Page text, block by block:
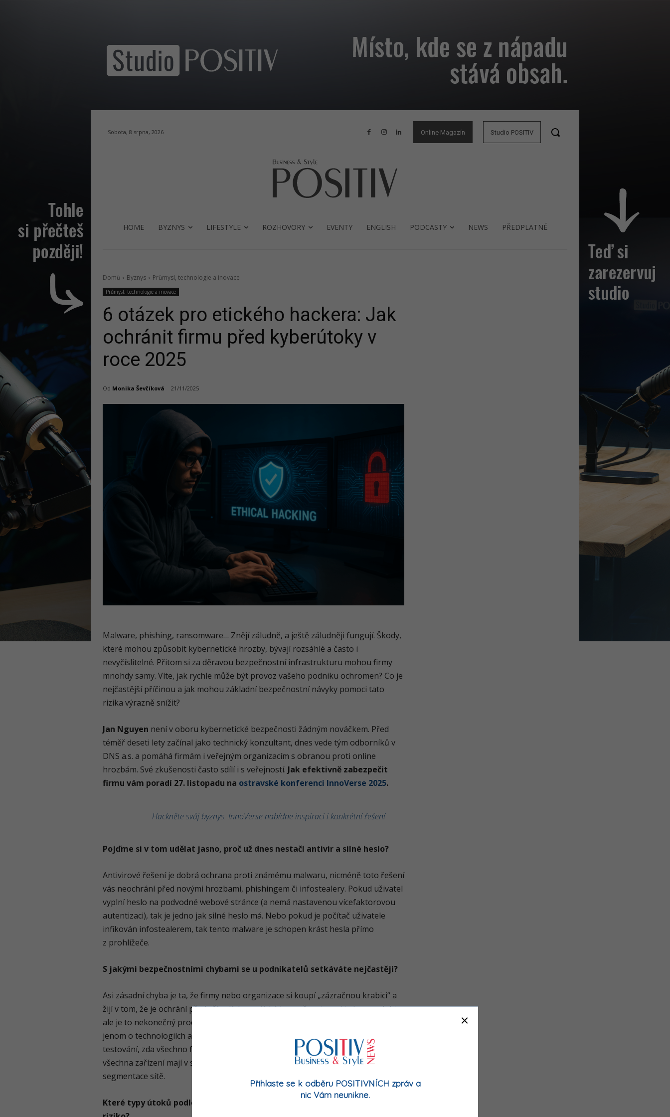
Sobota, 8 srpna, 2026 Online Magazín Studio POSITIV
HOME BYZNYS LIFESTYLE ROZHOVORY EVENTY ENGLISH PODCASTY NEWS PŘEDPLATNÉ
Domů Byznys Průmysl, technologie a inovace
Průmysl, technologie a inovace
6 otázek pro etického hackera: Jak
ochránit firmu před kyberútoky v
roce 2025
Od Monika Ševčíková 21/11/2025
Malware, phishing, ransomware… Znějí záludně, a ještě záludněji fungují. Škody,
které mohou způsobit kybernetické hrozby, bývají rozsáhlé a často i
nevyčíslitelné. Přitom si za děravou bezpečnostní infrastrukturu mohou firmy
mnohdy samy. Víte, jak rychle může být provoz vašeho podniku ochromen? Co je
nejčastější příčinou a jak mohou základní bezpečnostní návyky pomoci tato
rizika výrazně snížit?
Jan Nguyen není v oboru kybernetické bezpečnosti žádným nováčkem. Před
téměř deseti lety začínal jako technický konzultant, dnes vede tým odborníků v
DNS a.s. a pomáhá firmám i veřejným organizacím s obranou proti online
hrozbám. Své zkušenosti často sdílí i s veřejností. Jak efektivně zabezpečit
firmu vám poradí 27. listopadu na ostravské konferenci InnoVerse 2025.
Hackněte svůj byznys. InnoVerse nabídne inspiraci i konkrétní řešení
Pojďme si v tom udělat jasno, proč už dnes nestačí antivir a silné heslo?
Antivirové řešení je dobrá ochrana proti známému malwaru, nicméně toto řešení
vás neochrání před novými hrozbami, phishingem či infostealery. Pokud uživatel
vyplní heslo na podvodné webové stránce (a nemá nastavenou vícefaktorovou
autentizaci), tak je jedno jak silné heslo má. Nebo pokud je počítač uživatele
infikován infostealerem, tak tento malware je schopen krást hesla přímo
z prohlížeče.
S jakými bezpečnostními chybami se u podnikatelů setkáváte nejčastěji?
Asi zásadní chyba je ta, že firmy nebo organizace si koupí „zázračnou krabici“ a
žijí v tom, že je ochrání před vším. Kybernetická bezpečnost není jeden produkt,
ale je to nekonečný proces, se kterým je potřeba neustále pracovat. Není to
jenom o technologiích ale také o procesech, edukaci zaměstnanců a především
testování, zda všechno funguje tak, jak má. Firmy dále často ani neví, jaká
všechna zařízení mají v síti, co mají dostupného z internetu nebo jim chybí
segmentace sítě.
Které typy útoků podle vás představují pro malé a střední firmy největší
Přihlaste se k odběru POSITIVNÍCH zpráv a
nic Vám neunikne.